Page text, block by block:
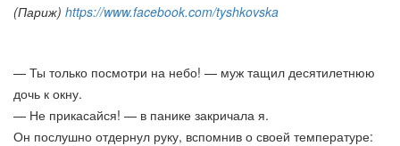
(Париж) https://www.facebook.com/tyshkovska
— Ты только посмотри на небо! — муж тащил десятилетнюю
дочь к окну.
— Не прикасайся! — в панике закричала я.
Он послушно отдернул руку, вспомнив о своей температуре: